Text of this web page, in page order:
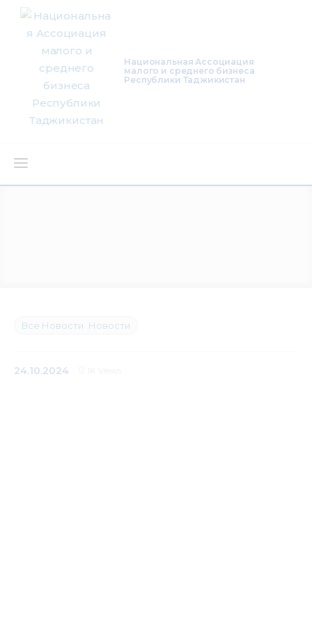
Национальная Ассоциация
малого и среднего бизнеса
Республики Таджикистан
О нас
Медиацентр
Инфоресурсы
Все Новости Новости
24.10.2024